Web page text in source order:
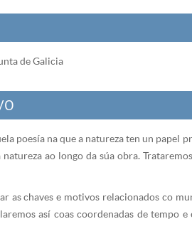
de Galicia
poesía na que a natureza ten un papel
ao longo da súa obra.
as chaves e motivos relacionados co
así coas coordenadas de